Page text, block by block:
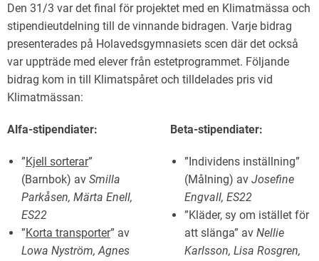
Den 31/3 var det final för projektet med en Klimatmässa och
stipendieutdelning till de vinnande bidragen. Varje bidrag
presenterades på Holavedsgymnasiets scen där det också
var uppträde med elever från estetprogrammet. Följande
bidrag kom in till Klimatspåret och tilldelades pris vid
Klimatmässan:
Alfa-stipendiater:
”Kjell sorterar”
(Barnbok) av Smilla
Parkåsen, Märta Enell,
ES22
”Korta transporter” av
Lowa Nyström, Agnes
Beta-stipendiater:
”Individens inställning”
(Målning) av Josefine
Engvall, ES22
”Kläder, sy om istället för
att slänga” av Nellie
Karlsson, Lisa Rosgren,